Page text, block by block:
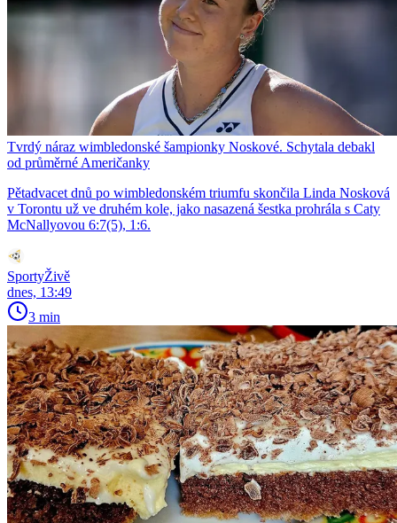
Tvrdý náraz wimbledonské šampionky Noskové. Schytala debakl
od průměrné Američanky
Pětadvacet dnů po wimbledonském triumfu skončila Linda Nosková
v Torontu už ve druhém kole, jako nasazená šestka prohrála s Caty
McNallyovou 6:7(5), 1:6.
SportyŽivě
dnes, 13:49
3 min